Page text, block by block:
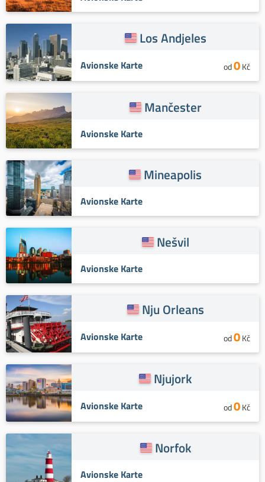
Los Andjeles
Avionske Karte od0Kč
Mančester
Avionske Karte
Mineapolis
Avionske Karte
Nešvil
Avionske Karte
Nju Orleans
Avionske Karte od0Kč
Njujork
Avionske Karte od0Kč
Norfok
Avionske Karte